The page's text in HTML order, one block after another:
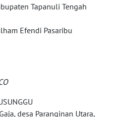
Tapanuli Tengah
Efendi Pasaribu
desa Paranginan Utara,